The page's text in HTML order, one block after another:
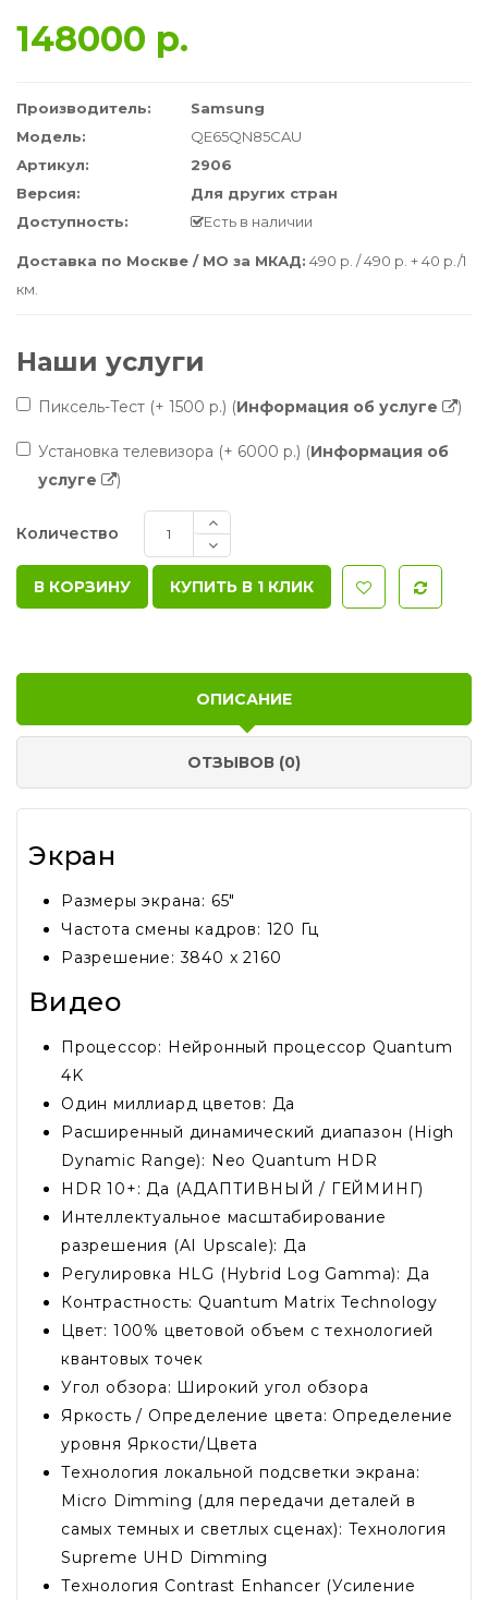
148000 р.
Производитель:
Samsung
Модель:
QE65QN85CAU
Артикул:
2906
Версия:
Для других стран
Доступность:
Есть в наличии
Доставка по Москве / МО за МКАД: 490 р. / 490 р. + 40 р./1
км.
Наши услуги
Пиксель-Тест (+ 1500 р.) (Информация об услуге )
Установка телевизора (+ 6000 р.) (Информация об
услуге
)
Количество
КУПИТЬ В 1 КЛИК
ОПИСАНИЕ
ОТЗЫВОВ (0)
Экран
Размеры экрана: 65"
Частота смены кадров: 120 Гц
Разрешение: 3840 x 2160
Видео
Процессор: Нейронный процессор Quantum
4K
Один миллиард цветов: Да
Расширенный динамический диапазон (High
Dynamic Range): Neo Quantum HDR
HDR 10+: Да (АДАПТИВНЫЙ / ГЕЙМИНГ)
Интеллектуальное масштабирование
разрешения (AI Upscale): Да
Регулировка HLG (Hybrid Log Gamma): Да
Контрастность: Quantum Matrix Technology
Цвет: 100% цветовой объем c технологией
квантовых точек
Угол обзора: Широкий угол обзора
Яркость / Определение цвета: Определение
уровня Яркости/Цвета
Технология локальной подсветки экрана:
Micro Dimming (для передачи деталей в
самых темных и светлых сценах): Технология
Supreme UHD Dimming
Технология Contrast Enhancer (Усиление